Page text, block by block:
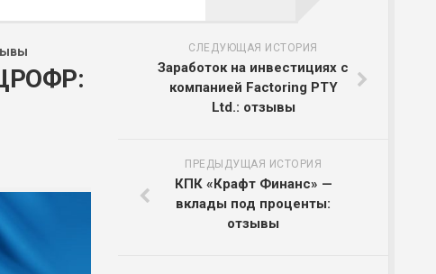
СЛЕДУЮЩАЯ ИСТОРИЯ
Заработок на инвестициях с
компанией Factoring PTY
Ltd.: отзывы
ПРЕДЫДУЩАЯ ИСТОРИЯ
КПК «Крафт Финанс» —
вклады под проценты:
отзывы